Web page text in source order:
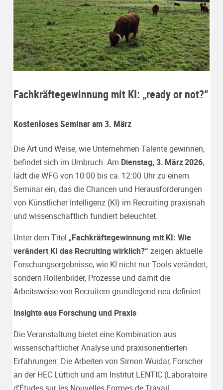
Fachkräftegewinnung mit KI: „ready or not?“
Kostenloses Seminar am 3. März
Die Art und Weise, wie Unternehmen Talente gewinnen,
befindet sich im Umbruch. Am Dienstag, 3. März2026,
lädt die WFG von 10:00 bis ca. 12:00 Uhr zu einem
Seminar ein, das die Chancen und Herausforderungen
von Künstlicher Intelligenz (KI) im Recruiting praxisnah
und wissenschaftlich fundiert beleuchtet.
Unter dem Titel „Fachkräftegewinnung mit KI: Wie
verändert KI das Recruiting wirklich?“ zeigen aktuelle
Forschungsergebnisse, wie KI nicht nur Tools verändert,
sondern Rollenbilder, Prozesse und damit die
Arbeitsweise von Recruitern grundlegend neu definiert.
Insights aus Forschung und Praxis
Die Veranstaltung bietet eine Kombination aus
wissenschaftlicher Analyse und praxisorientierten
Erfahrungen: Die Arbeiten von Simon Wuidar, Forscher
an der HEC Lüttich und am Institut LENTIC (Laboratoire
d’Études sur les Nouvelles Formes de Travail,